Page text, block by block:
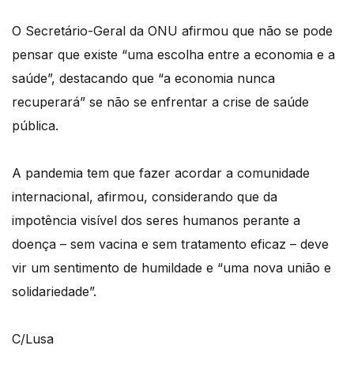
O Secretário-Geral da ONU afirmou que não se pode
pensar que existe “uma escolha entre a economia e a
saúde”, destacando que “a economia nunca
recuperará” se não se enfrentar a crise de saúde
pública.
A pandemia tem que fazer acordar a comunidade
internacional, afirmou, considerando que da
impotência visível dos seres humanos perante a
doença – sem vacina e sem tratamento eficaz – deve
vir um sentimento de humildade e “uma nova união e
solidariedade”.
C/Lusa